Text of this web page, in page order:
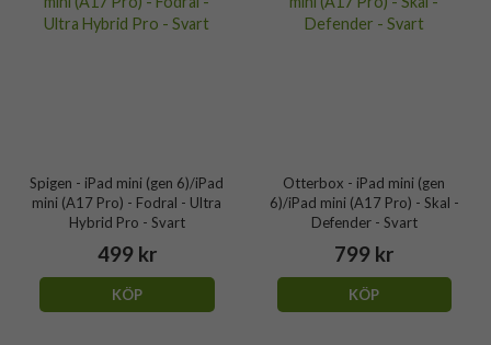
Spigen - iPad mini (gen 6)/iPad
mini (A17 Pro) - Fodral - Ultra
Hybrid Pro - Svart
499 kr
KÖP
Otterbox - iPad mini (gen
6)/iPad mini (A17 Pro) - Skal -
Defender - Svart
799 kr
KÖP